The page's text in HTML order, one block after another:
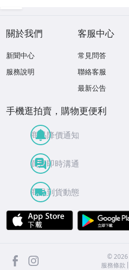
關於我們
新聞中心
服務說明
客服中心
常見問答
聯絡客服
最新公告
手機逛拍賣，購物更便利
商品降價通知
買賣即時溝通
商品到貨動態
APP Store
facebook ©2026
服務條款